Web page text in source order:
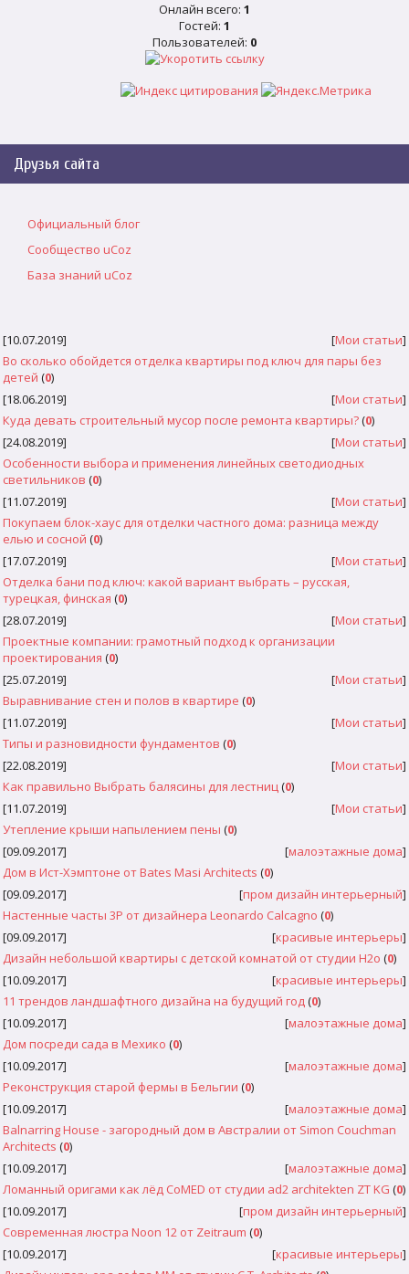
Онлайн всего: 1
Гостей: 1
Пользователей: 0
Друзья сайта
Официальный блог
Сообщество uCoz
База знаний uCoz
[10.07.2019] [Мои статьи]
Во сколько обойдется отделка квартиры под ключ для пары без
детей (0)
[18.06.2019]
[Мои статьи]
Куда девать строительный мусор после ремонта квартиры?(0)
[24.08.2019]
[Мои статьи]
Особенности выбора и применения линейных светодиодных
светильников (0)
[11.07.2019]
[Мои статьи]
Покупаем блок-хаус для отделки частного дома: разница между
елью и сосной (0)
[17.07.2019]
[Мои статьи]
Отделка бани под ключ: какой вариант выбрать – русская,
турецкая, финская (0)
[28.07.2019]
[Мои статьи]
Проектные компании: грамотный подход к организации
проектирования (0)
[25.07.2019]
[Мои статьи]
Выравнивание стен и полов в квартире (0)
[11.07.2019]
[Мои статьи]
Типы и разновидности фундаментов (0)
[22.08.2019]
[Мои статьи]
Как правильно Выбрать балясины для лестниц(0)
[11.07.2019]
[Мои статьи]
Утепление крыши напылением пены (0)
[09.09.2017]
[малоэтажные дома]
Дом в Ист-Хэмптоне от Bates Masi Architects (0)
[09.09.2017]
[пром дизайн интерьерный]
Настенные часты 3P от дизайнера Leonardo Calcagno (0)
[09.09.2017]
[красивые интерьеры]
Дизайн небольшой квартиры с детской комнатой от студии H2o (0)
[10.09.2017]
[красивые интерьеры]
11 трендов ландшафтного дизайна на будущий год(0)
[10.09.2017]
[малоэтажные дома]
Дом посреди сада в Мехико (0)
[10.09.2017]
[малоэтажные дома]
Реконструкция старой фермы в Бельгии (0)
[10.09.2017]
[малоэтажные дома]
Balnarring House - загородный дом в Австралии от Simon Couchman
Architects (0)
[10.09.2017]
[малоэтажные дома]
Ломанный оригами как лёд CoMED от студии ad2 architekten ZT KG (0)
[10.09.2017]
[пром дизайн интерьерный]
Современная люстра Noon 12 от Zeitraum (0)
[10.09.2017]
[красивые интерьеры]